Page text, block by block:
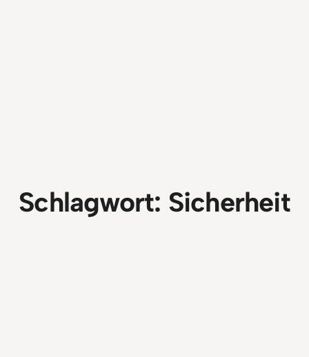
Schlagwort: Sicherheit